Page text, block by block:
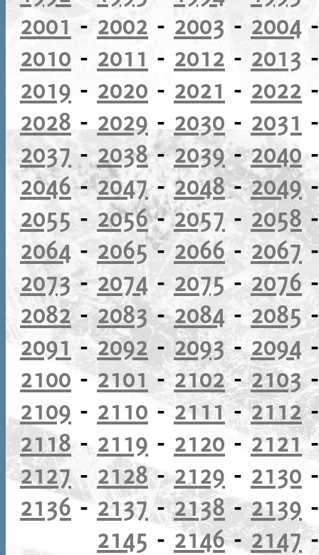
2001 - 2002 - 2003 - 2004
2010 - 2011 - 2012 - 2013
2019 - 2020 - 2021 - 2022
2028 - 2029 - 2030 - 2031
2037 - 2038-2039-2040
2046-2047- 2048-2049
2055 - 2056-2057 - 2058
2064 - 2065-2066-2067
2073-2074 - 2075-2076
2082-2083-2084-2085
2091 -2092-2093-2094
2100 -2101-2102-2103
2109 - 2110 -2111-2112
2118- 2119 - 2120 - 2121
2127- 2128-2129 - 2130
2136- 2137-2138-2139
2145 - 2146-2147